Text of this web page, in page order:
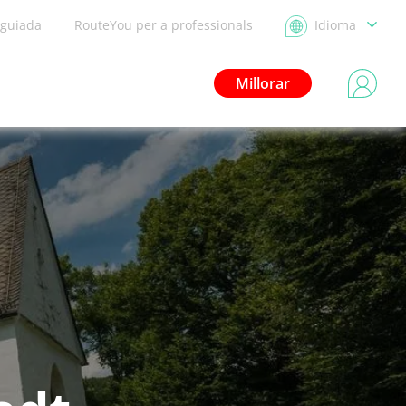
RouteYou per a professionals Idioma
Millorar